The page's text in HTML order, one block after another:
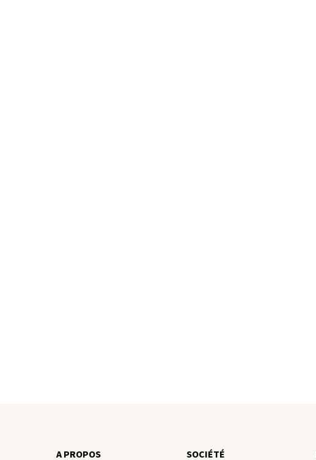
A PROPOS SOCIÉTÉ